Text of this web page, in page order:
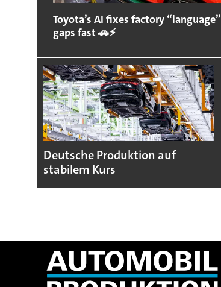
Toyota’s AI fixes factory “language”
gaps fast 🚗⚡
Deutsche Produktion auf
stabilem Kurs